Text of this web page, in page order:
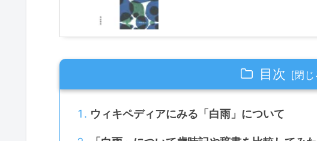
目次
ウィキペディアにみる「白雨」について